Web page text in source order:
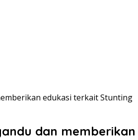
edukasi terkait Stunting
dan